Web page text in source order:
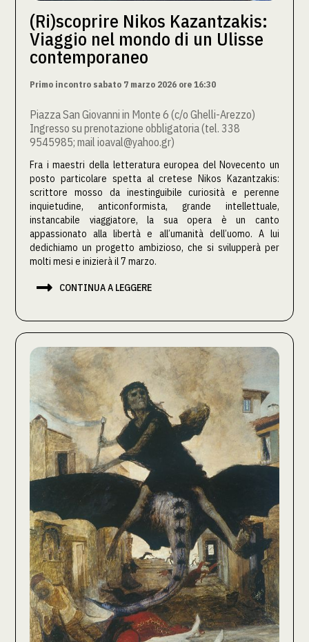
(Ri)scoprire Nikos Kazantzakis:
Viaggio nel mondo di un Ulisse
contemporaneo
Primo incontro sabato 7 marzo 2026 ore 16:30
Piazza San Giovanni in Monte 6 (c/o Ghelli-Arezzo)
Ingresso su prenotazione obbligatoria (tel. 338
9545985; mail ioaval@yahoo.gr)
Fra i maestri della letteratura europea del Novecento un
posto particolare spetta al cretese Nikos Kazantzakis:
scrittore mosso da inestinguibile curiosità e perenne
inquietudine, anticonformista, grande intellettuale,
instancabile viaggiatore, la sua opera è un canto
appassionato alla libertà e all’umanità dell’uomo. A lui
dedichiamo un progetto ambizioso, che si svilupperà per
molti mesi e inizierà il 7 marzo.
 CONTINUA A LEGGERE